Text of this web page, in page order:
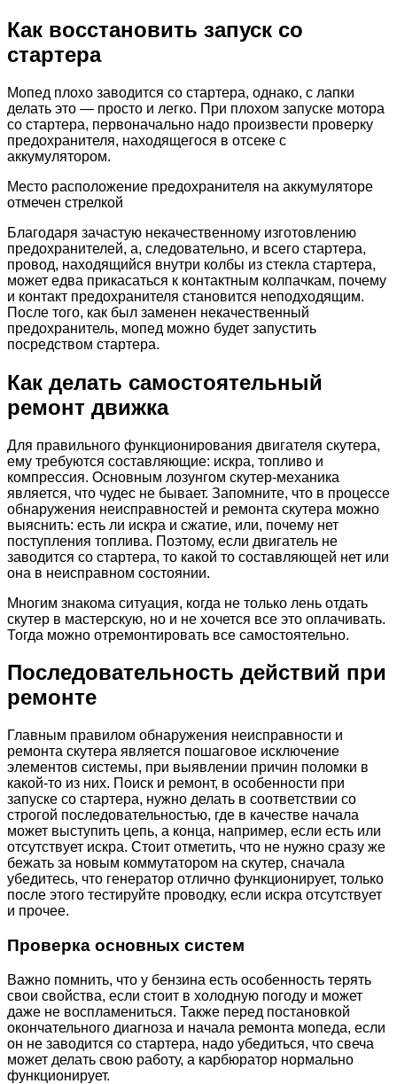
Как восстановить запуск со
стартера
Мопед плохо заводится со стартера, однако, с лапки
делать это — просто и легко. При плохом запуске мотора
со стартера, первоначально надо произвести проверку
предохранителя, находящегося в отсеке с
аккумулятором.
Место расположение предохранителя на аккумуляторе
отмечен стрелкой
Благодаря зачастую некачественному изготовлению
предохранителей, а, следовательно, и всего стартера,
провод, находящийся внутри колбы из стекла стартера,
может едва прикасаться к контактным колпачкам, почему
и контакт предохранителя становится неподходящим.
После того, как был заменен некачественный
предохранитель, мопед можно будет запустить
посредством стартера.
Как делать самостоятельный
ремонт движка
Для правильного функционирования двигателя скутера,
ему требуются составляющие: искра, топливо и
компрессия. Основным лозунгом скутер-механика
является, что чудес не бывает. Запомните, что в процессе
обнаружения неисправностей и ремонта скутера можно
выяснить: есть ли искра и сжатие, или, почему нет
поступления топлива. Поэтому, если двигатель не
заводится со стартера, то какой то составляющей нет или
она в неисправном состоянии.
Многим знакома ситуация, когда не только лень отдать
скутер в мастерскую, но и не хочется все это оплачивать.
Тогда можно отремонтировать все самостоятельно.
Последовательность действий при
ремонте
Главным правилом обнаружения неисправности и
ремонта скутера является пошаговое исключение
элементов системы, при выявлении причин поломки в
какой-то из них. Поиск и ремонт, в особенности при
запуске со стартера, нужно делать в соответствии со
строгой последовательностью, где в качестве начала
может выступить цепь, а конца, например, если есть или
отсутствует искра. Стоит отметить, что не нужно сразу же
бежать за новым коммутатором на скутер, сначала
убедитесь, что генератор отлично функционирует, только
после этого тестируйте проводку, если искра отсутствует
и прочее.
Проверка основных систем
Важно помнить, что у бензина есть особенность терять
свои свойства, если стоит в холодную погоду и может
даже не воспламениться. Также перед постановкой
окончательного диагноза и начала ремонта мопеда, если
он не заводится со стартера, надо убедиться, что свеча
может делать свою работу, а карбюратор нормально
функционирует.